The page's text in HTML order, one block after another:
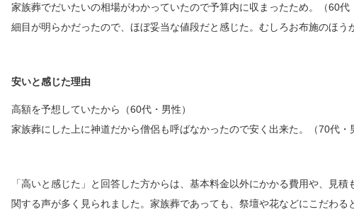
家族葬でだいたいの相場がわかっていたので予算内に収まったため。（60代
細目が明らかだったので、ほぼ妥当な値段だと感じた。むしろお布施のほう
安いと感じた理由
高額を予想していたから（60代・男性）
家族葬にした上に神道だから僧侶も呼ばなかったので安く出来た。（70代・
「高いと感じた」と回答した方からは、基本料金以外にかかる費用や、見
関する声が多く見られました。家族葬であっても、祭壇や花などにこだわる